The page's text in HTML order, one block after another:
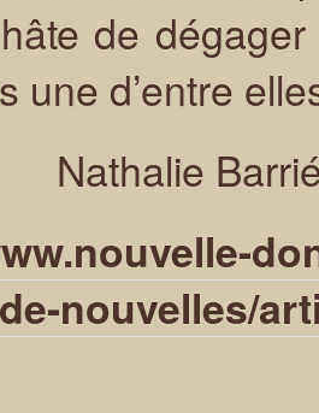
de
une d’entre
Nathalie
nouvelles/